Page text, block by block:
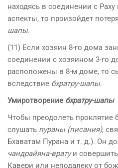
находясь в соединении с
аспекты, то произойдет
шапы.
(11) Если хозяин 8-го дома
соединении с хозяином 3-го
расположены в 8-м доме, то
вследствие бхратру-шапы.
Умиротворение бхратру-шапы
Чтобы преодолеть проклятие
слушать пураны (писания),
Бхаватам Пурана и т. д.). Он
чандрайяна-вратуи
Кавери или неподалеку от